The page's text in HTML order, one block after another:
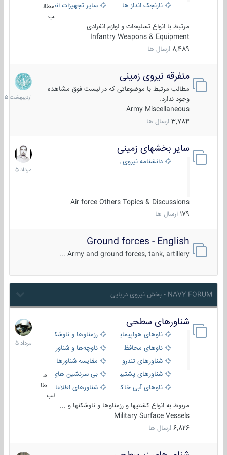
نارنجک انداز ها
سایر تجهیزات انفرادی
مطال
ب
مرتبط با انواع تسلیحات و لوازم انفرادی
Infantry Weapons & Equipment
8,489 ارسال ها
متفرقه نیروی زمینی
مطالب مرتبط با موضوعاتی که در لیست فوق مشاهده
وجود ندارد.
Army Miscellaneous
3,784 ارسال ها
27
1405
سایر بخشهای زمینی
دانشنامه نیروی زمینی
Air force Others Topics & Discussions
179 ارسال ها
9
مرداد
1405
Ground forces - English
Army and ground forces, tank, artillery ...
NAVY FORUM - بخش نیروی دریایی
شناورهای سطحی
ناوهای هواپیمابر و بالگرد بررزمناوها و ناوشکن‌ها
ناوهای محافظ
ناوچه‌ها و شناورهای گشتی
شناورهای تندرو
مقایسه شناورها
شناورهای پشتیبانی
بی سرنشین های دریایی
ناوهای آبی خاکی و نیروبرشناورهای اطلاعاتی و جاسوسی
طا
لب
مربوط به انواع کشتیها و رزمناوها و ناوشکنها و ...
Military Surface Vessels
6,826 ارسال ها
2
مرداد
1405